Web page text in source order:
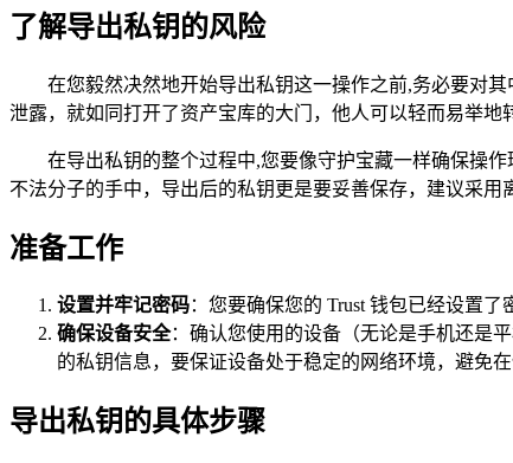
了解导出私钥的风险
在您毅然决然地开始导出私钥这一操作之前,务必要对
泄露，就如同打开了资产宝库的大门，他人可以轻而易举地
在导出私钥的整个过程中,您要像守护宝藏一样确保操
不法分子的手中，导出后的私钥更是要妥善保存，建议采
准备工作
设置并牢记密码：您要确保您的 Trust 钱包已经设置
确保设备安全：确认您使用的设备（无论是手机还是
的私钥信息，要保证设备处于稳定的网络环境，避免
导出私钥的具体步骤